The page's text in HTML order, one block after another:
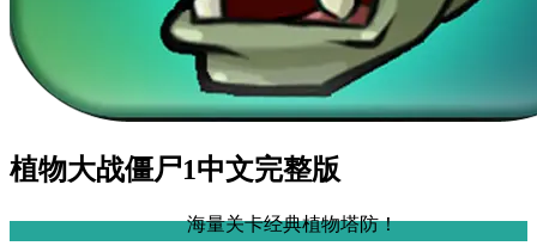
植物大战僵尸1中文完整版
海量关卡经典植物塔防！